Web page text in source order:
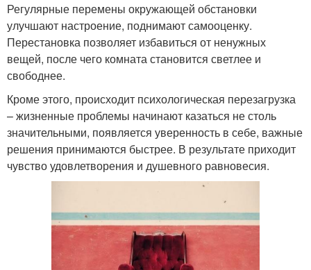
Регулярные перемены окружающей обстановки
улучшают настроение, поднимают самооценку.
Перестановка позволяет избавиться от ненужных
вещей, после чего комната становится светлее и
свободнее.
Кроме этого, происходит психологическая перезагрузка
– жизненные проблемы начинают казаться не столь
значительными, появляется уверенность в себе, важные
решения принимаются быстрее. В результате приходит
чувство удовлетворения и душевного равновесия.